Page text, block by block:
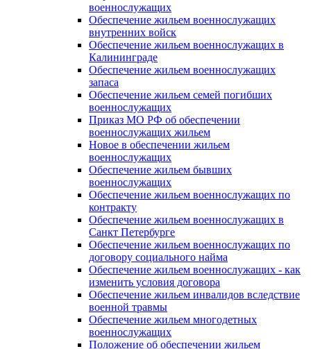
военнослужащих
Обеспечение жильем военнослужащих
внутренних войск
Обеспечение жильем военнослужащих в
Калининграде
Обеспечение жильем военнослужащих
запаса
Обеспечение жильем семей погибших
военнослужащих
Приказ МО РФ об обеспечении
военнослужащих жильем
Новое в обеспечении жильем
военнослужащих
Обеспечение жильем бывших
военнослужащих
Обеспечение жильем военнослужащих по
контракту
Обеспечение жильем военнослужащих в
Санкт Петербурге
Обеспечение жильем военнослужащих по
договору социального найма
Обеспечение жильем военнослужащих - как
изменить условия договора
Обеспечение жильем инвалидов вследствие
военной травмы
Обеспечение жильем многодетных
военнослужащих
Положение об обеспечении жильем